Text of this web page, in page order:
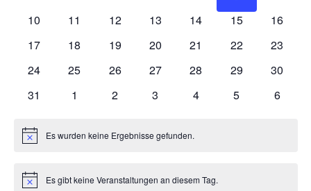
VeranstaltungenVeranstaltungen
0
10
0
11
0
12
0
13
0
14
0
15
0
16
0
17
0
18
0
19
0
20
0
21
0
22
0
23
0
24
0
25
0
26
0
27
0
28
0
29
0
30
0
31
0
1
0
2
0
3
0
4
0
5
0
6
HinweisEs wurden keine Ergebnisse gefunden.
HinweisEs gibt keine Veranstaltungen an diesem Tag.